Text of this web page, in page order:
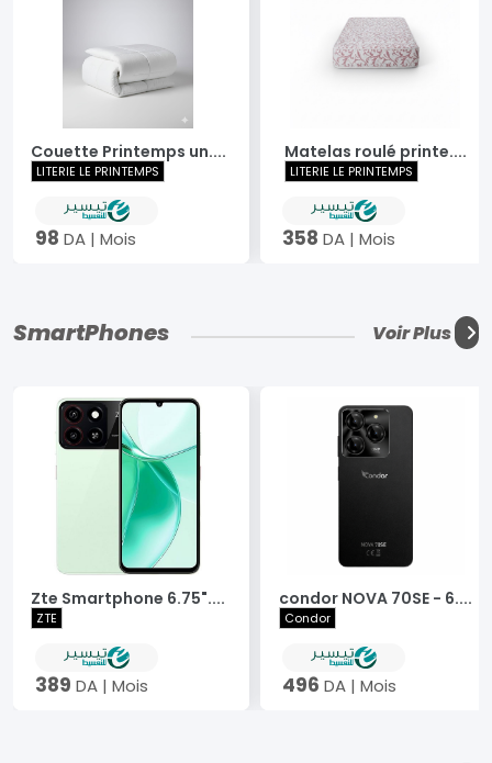
Couette Printemps un....
LITERIE LE PRINTEMPS
98 DA | Mois
Matelas roulé printe....
LITERIE LE PRINTEMPS
358 DA | Mois
SmartPhones Voir Plus
Zte Smartphone 6.75"....
ZTE
389 DA | Mois
condor NOVA 70SE - 6....
Condor
496 DA | Mois